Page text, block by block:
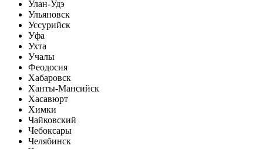
Улан-Удэ
Ульяновск
Уссурийск
Уфа
Ухта
Учалы
Феодосия
Хабаровск
Ханты-Мансийск
Хасавюрт
Химки
Чайковский
Чебоксары
Челябинск